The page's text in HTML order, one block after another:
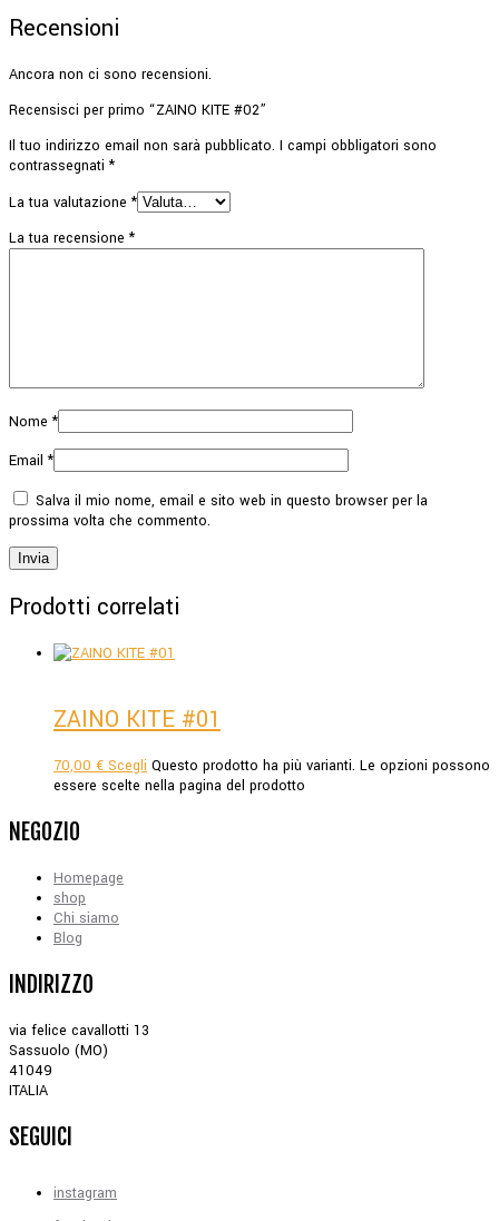
Recensioni
Ancora non ci sono recensioni.
Recensisci per primo “ZAINO KITE #02”
Il tuo indirizzo email non sarà pubblicato. I campi obbligatori sono
contrassegnati*
La tua valutazione*
La tua recensione*
Nome*
Email*
Salva il mio nome, email e sito web in questo browser per la
prossima volta che commento.
Prodotti correlati
ZAINO KITE #01
70,00 € Scegli Questo prodotto ha più varianti. Le opzioni possono
essere scelte nella pagina del prodotto
NEGOZIO
Homepage
shop
Chi siamo
Blog
INDIRIZZO
via felice cavallotti 13
Sassuolo (MO)
41049
ITALIA
SEGUICI
instagram